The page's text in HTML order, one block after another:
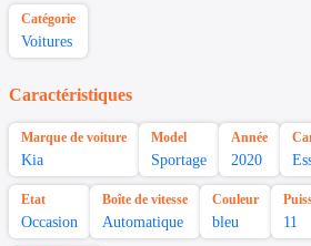
Catégorie
Voitures
Caractéristiques
Marque de voiture
Kia
Model
Sportage
Année
2020
Etat
Occasion
Boîte de vitesse
Automatique
Couleur
bleu 11